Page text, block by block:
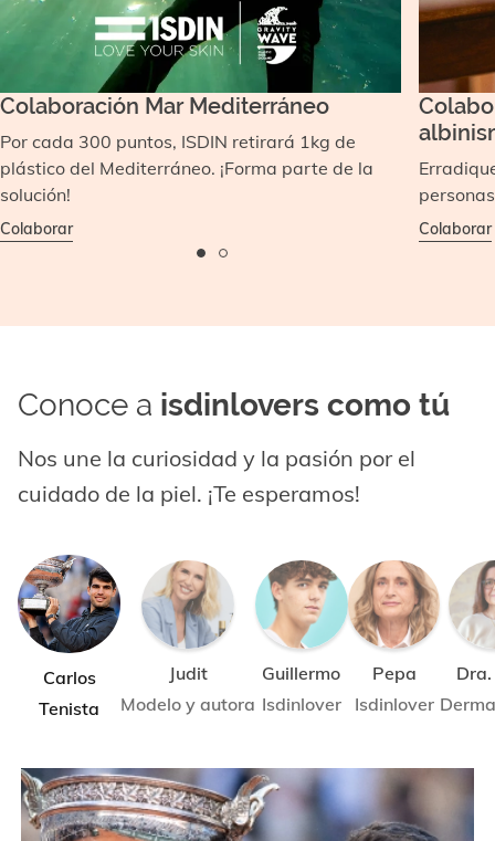
Colaboración Mar Mediterráneo
Por cada 300 puntos, ISDIN retirará 1kg de
plástico del Mediterráneo. ¡Forma parte de la
solución!
Colaborar Colaborar
Conoce a isdinlovers como tú
Nos une la curiosidad y la pasión por el
cuidado de la piel. ¡Te esperamos!
Carlos
Tenista
Judit
Modelo y autora
Guillermo
Isdinlover
Pepa
Isdinlover